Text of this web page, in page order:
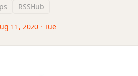
RSSHub
11, 2020 · Tue